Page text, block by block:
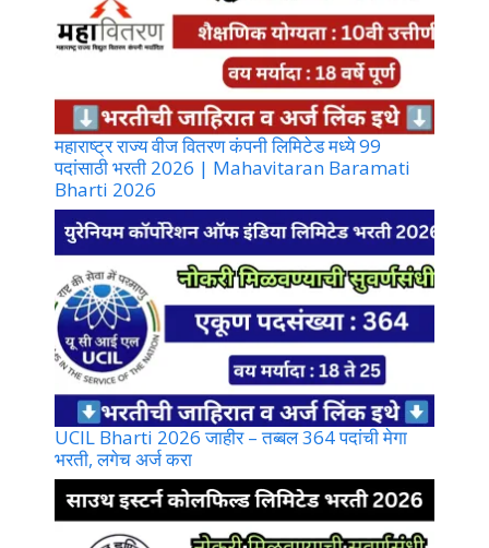
महाराष्ट्र राज्य वीज वितरण कंपनी लिमिटेड मध्ये 99
पदांसाठी भरती 2026 | Mahavitaran Baramati
Bharti 2026
UCIL Bharti 2026 जाहीर – तब्बल 364 पदांची मेगा
भरती, लगेच अर्ज करा